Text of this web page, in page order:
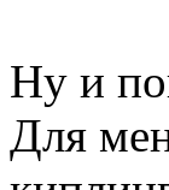
Ну и
Для